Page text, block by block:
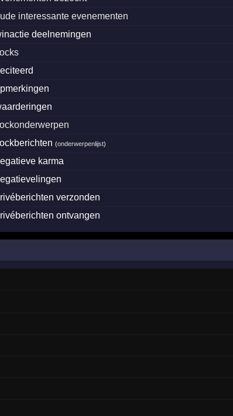
interessante evenementen
deelnemingen
(onderwerpenlijst)
karma
verzonden
ontvangen